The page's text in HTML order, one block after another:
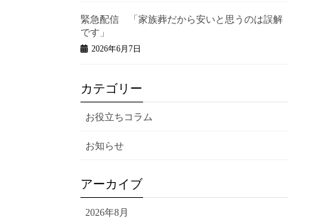
緊急配信 「家族葬だから安いと思うのは誤解
です」
2026年6月7日
カテゴリー
お役立ちコラム
お知らせ
アーカイブ
2026年8月